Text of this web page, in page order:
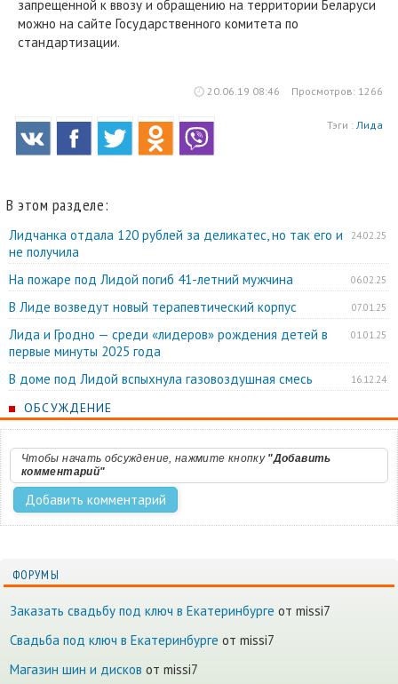
запрещенной к ввозу и обращению на территории Беларуси
можно на сайте Государственного комитета по
стандартизации.
20.06.19 08:46 Просмотров: 1266
Тэги : Лида
В этом разделе:
24.02.25
Лидчанка отдала 120 рублей за деликатес, но так его и
не получила
06.02.25
На пожаре под Лидой погиб 41-летний мужчина
07.01.25
В Лиде возведут новый терапевтический корпус
01.01.25
Лида и Гродно — среди «лидеров» рождения детей в
первые минуты 2025 года
16.12.24
В доме под Лидой вспыхнула газовоздушная смесь
ОБСУЖДЕНИЕ
Чтобы начать обсуждение, нажмите кнопку "Добавить
комментарий"
ФОРУМЫ
Заказать свадьбу под ключ в Екатеринбурге от missi7
Cвадьба под ключ в Екатеринбурге от missi7
Магазин шин и дисков от missi7